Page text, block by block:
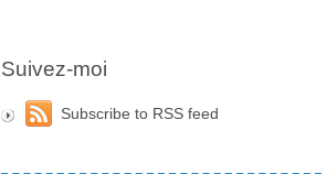
Suivez-moi
Subscribe to RSS feed